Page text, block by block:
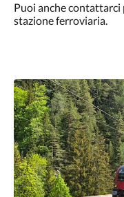
Puoi anche contattarci
stazione ferroviaria.